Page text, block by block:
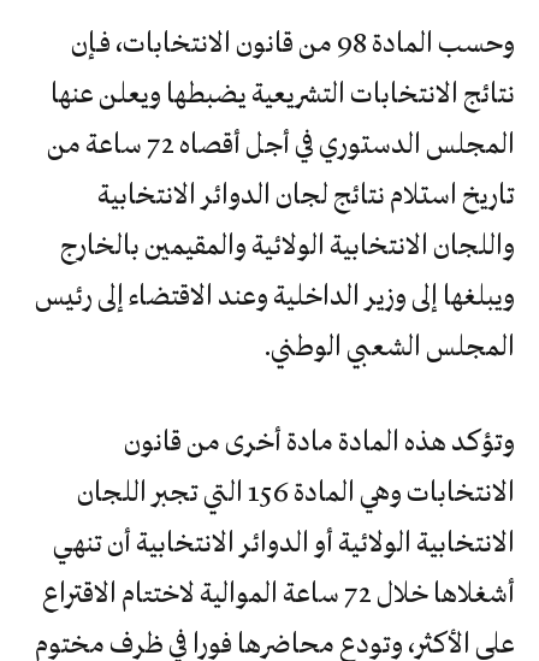
وحسب المادة 98 من قانون الانتخابات، فـإن
نتائج الانتخابات التشريعية يضبطها ويعلن عنها
المجلس الدستوري في أجل أقصاه 72 ساعة من
تاريخ استلام نتائج لجان الدوائر الانتخابية
واللجان الانتخابية الولائية والمقيمين بالخارج
ويبلغها إلى وزير الداخلية وعند الاقتضاء إلى رئيس
المجلس الشعبي الوطني.
وتؤكد هذه المادة مادة أخرى من قانون
الانتخابات وهي المادة 156 التي تجبر اللجان
الانتخابية الولائية أو الدوائر الانتخابية أن تنهي
أشغلاها خلال 72 ساعة الموالية لاختتام الاقتراع
على الأكثر، وتودع محاضرها فورا في ظرف مختوم